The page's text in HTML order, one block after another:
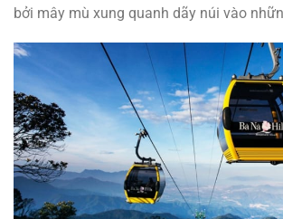
bởi mây mù xung quanh dãy núi vào